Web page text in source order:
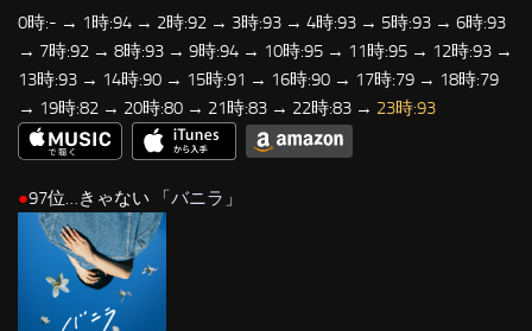
0時:- → 1時:94 → 2時:92 → 3時:93 → 4時:93 → 5時:93 → 6時:93
→ 7時:92 → 8時:93 → 9時:94 → 10時:95 → 11時:95 → 12時:93 →
13時:93 → 14時:90 → 15時:91 → 16時:90 → 17時:79 → 18時:79
→ 19時:82 → 20時:80 → 21時:83 → 22時:83 → 23時:93
●97位…きゃない 「バニラ 」